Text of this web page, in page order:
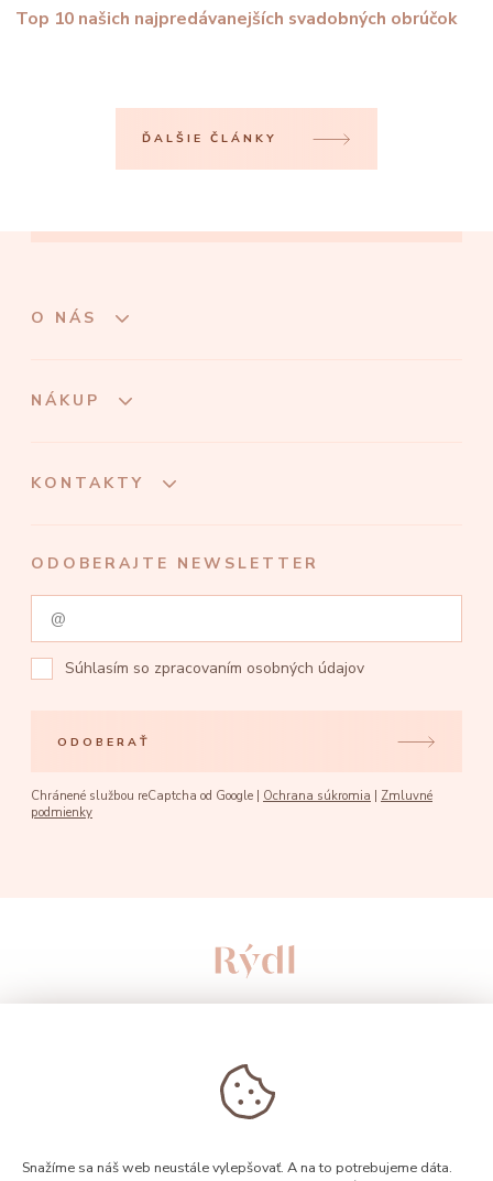
Top 10 našich najpredávanejších svadobných obrúčok
ĎALŠIE ČLÁNKY
O NÁS
NÁKUP
KONTAKTY
ODOBERAJTE NEWSLETTER
Súhlasím so zpracovaním osobných údajov
ODOBERAŤ
Chránené službou reCaptcha od Google | Ochrana súkromia
Zmluvné
podmienky
Snažíme sa náš web neustále vylepšovať. A na to potrebujeme dáta.